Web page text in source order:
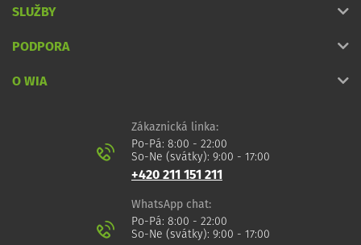
SLUŽBY
PODPORA
O WIA
Zákaznická linka:
Po-Pá: 8:00 - 22:00
So-Ne (svátky): 9:00 - 17:00
+420 211 151 211
WhatsApp chat:
Po-Pá: 8:00 - 22:00
So-Ne (svátky): 9:00 - 17:00